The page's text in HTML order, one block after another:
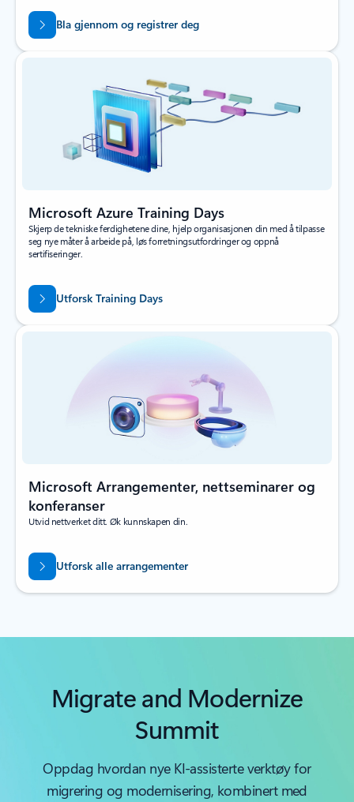
Bla gjennom og registrer deg
Microsoft Azure Training Days
Skjerp de tekniske ferdighetene dine, hjelp organisasjonen din med å tilpasse
seg nye måter å arbeide på, løs forretningsutfordringer og oppnå
sertifiseringer.
Utforsk Training Days
Microsoft Arrangementer, nettseminarer og
konferanser
Utvid nettverket ditt. Øk kunnskapen din.
Utforsk alle arrangementer
Migrate and Modernize
Summit
Oppdag hvordan nye KI-assisterte verktøy for
migrering og modernisering, kombinert med